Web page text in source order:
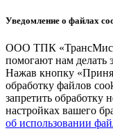
Уведомление о файлах
ООО ТПК
помогают нам делать
Нажав кнопку
обработку файлов
запретить обработку
настройках вашего
об использовании